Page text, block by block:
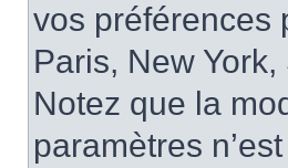
vos préférences
Paris, New
Notez que la
paramètres